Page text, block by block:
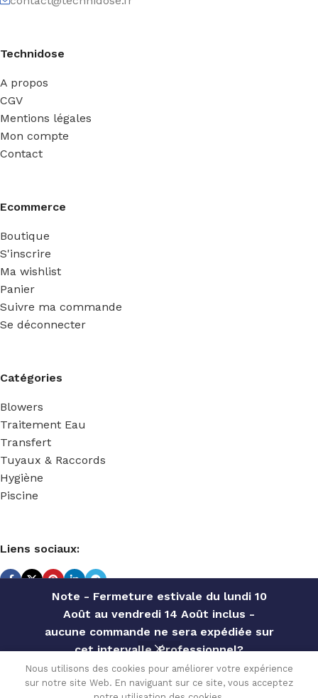
Note - Fermeture estivale du lundi 10
Août au vendredi 14 Août inclus -
aucune commande ne sera expédiée sur
cet intervalle. Professionnel?
Contactez notre service commercial
pour des offres personnalisées, des
Technidose
A propos
CGV
Mentions légales
Mon compte
Contact
Ecommerce
Boutique
S'inscrire
Ma wishlist
Panier
Suivre ma commande
Se déconnecter
Catégories
Blowers
Traitement Eau
Transfert
Tuyaux & Raccords
Hygiène
Piscine
Liens sociaux:
TECHNIDOSE 2022 Réalisé parACS INFORMATIQUE
Nous utilisons des cookies pour améliorer votre expérience
sur notre site Web. En naviguant sur ce site, vous acceptez
KIT
MANCHON
759.60€
Disponible